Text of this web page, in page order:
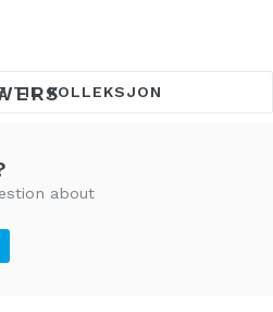
TIL KOLLEKSJON
about